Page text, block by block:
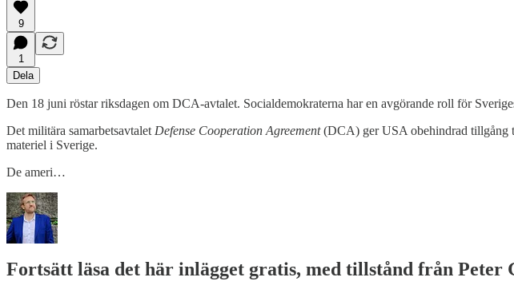
9
1
Dela
Den 18 juni röstar riksdagen om DCA-avtalet. Socialdemokraterna har en avgörande roll för
Det militära samarbetsavtalet Defense Cooperation Agreement(DCA) ger USA obehindrad tillgång
materiel i Sverige.
De ameri…
Fortsätt läsa det här inlägget gratis, med tillstånd från Peter